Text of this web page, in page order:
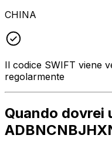
CHINA
Il codice SWIFT viene
regolarmente
Quando dovrei